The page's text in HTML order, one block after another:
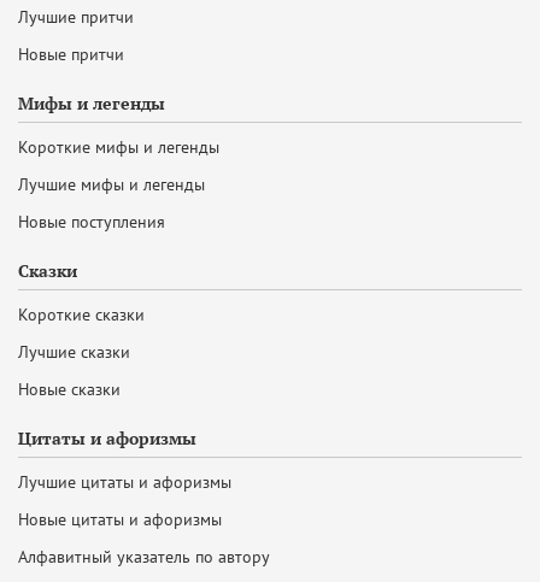
Лучшие притчи
Новые притчи
Мифы и легенды
Короткие мифы и легенды
Лучшие мифы и легенды
Новые поступления
Сказки
Короткие сказки
Лучшие сказки
Новые сказки
Цитаты и афоризмы
Лучшие цитаты и афоризмы
Новые цитаты и афоризмы
Алфавитный указатель по автору